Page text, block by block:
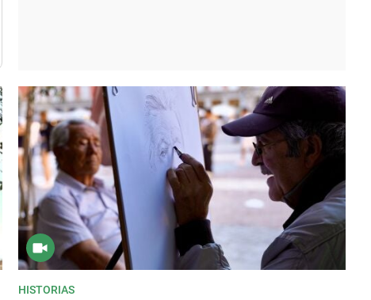
HISTORIAS